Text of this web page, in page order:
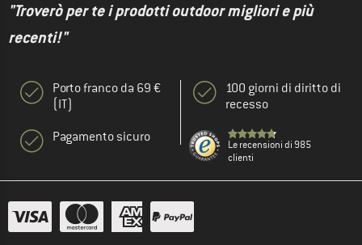
"Troverò per te i prodotti outdoor migliori e più
recenti!"
Porto franco da 69 €
(IT)
Pagamento sicuro
100 giorni di diritto di
recesso
Le recensioni di 985
clienti